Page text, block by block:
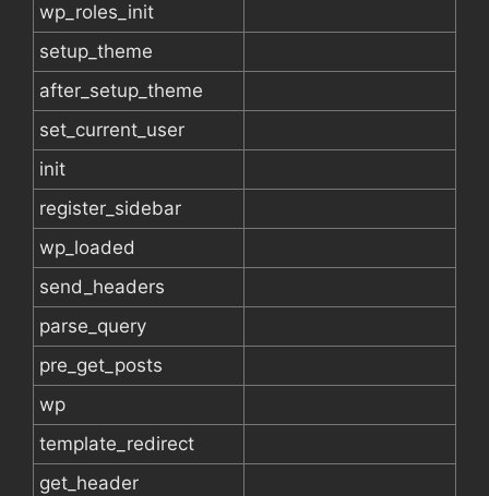
wp_roles_init
setup_theme
after_setup_theme
set_current_user
init
register_sidebar
wp_loaded
send_headers
parse_query
pre_get_posts
wp
template_redirect
get_header